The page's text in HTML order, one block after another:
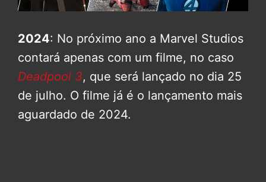
2024: No próximo ano a Marvel Studios
contará apenas com um filme, no caso
Deadpool 3, que será lançado no dia 25
de julho. O filme já é o lançamento mais
aguardado de 2024.